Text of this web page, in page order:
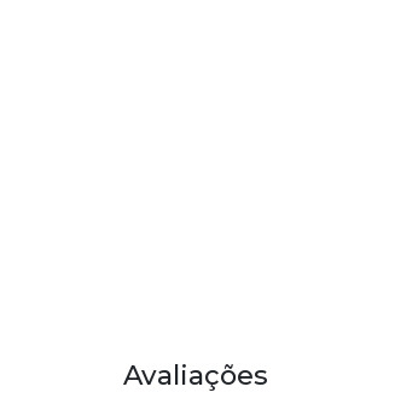
Avaliações